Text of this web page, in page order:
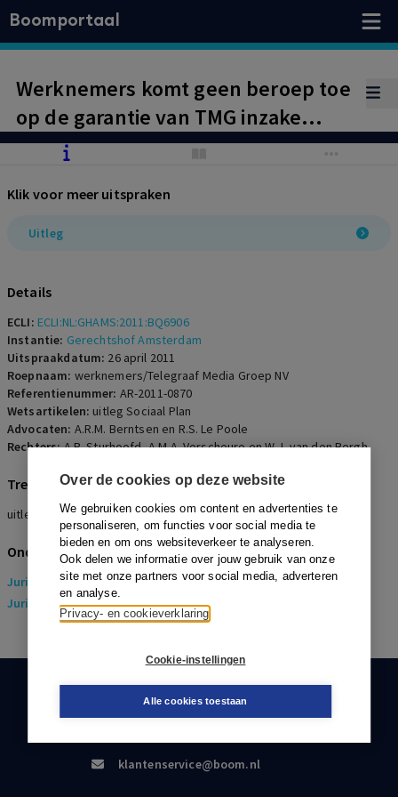
Over de cookies op deze website
We gebruiken cookies om content en advertenties te
personaliseren, om functies voor social media te
bieden en om ons websiteverkeer te analyseren.
Ook delen we informatie over jouw gebruik van onze
site met onze partners voor social media, adverteren
en analyse.
Privacy- en cookieverklaring
Cookie-instellingen
Alle cookies toestaan
Boomportaal
Werknemers komt geen beroep toe
op de garantie van TMG inzake
aanvulling sociaal plan, nu het
fusie, maar van gewijzigde
marktomstandigheden
Klik voor meer uitspraken
Uitleg
Details
ECLI: ECLI:NL:GHAMS:2011:BQ6906
Instantie: Gerechtshof Amsterdam
Uitspraakdatum: 26 april 2011
Roepnaam: werknemers/Telegraaf Media Groep NV
Referentienummer: AR-2011-0870
Wetsartikelen: uitleg Sociaal Plan
Advocaten: A.R.M. Berntsen en R.S. Le Poole
Rechters:A.R. Sturhoofd, A.M.A. Verscheure en W.J. van den Bergh
Trefwoorden
uitleg, garantie, fusie, sociaal plan
Onderwerpen
Juridisch> Arbeidsrecht
Juridisch> Sociaal Zekerheidsrecht
KLANTENSERVICE
klantenservice@boom.nl